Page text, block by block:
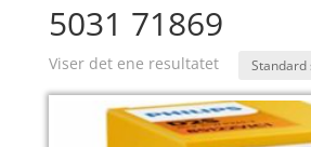
5031 71869
Viser det ene resultatet